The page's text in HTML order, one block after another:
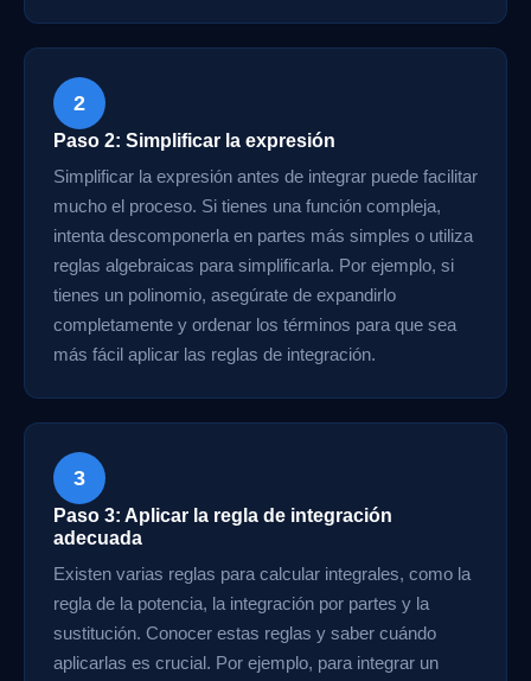
2
Paso 2: Simplificar la expresión
Simplificar la expresión antes de integrar puede facilitar
mucho el proceso. Si tienes una función compleja,
intenta descomponerla en partes más simples o utiliza
reglas algebraicas para simplificarla. Por ejemplo, si
tienes un polinomio, asegúrate de expandirlo
completamente y ordenar los términos para que sea
más fácil aplicar las reglas de integración.
3
Paso 3: Aplicar la regla de integración
adecuada
Existen varias reglas para calcular integrales, como la
regla de la potencia, la integración por partes y la
sustitución. Conocer estas reglas y saber cuándo
aplicarlas es crucial. Por ejemplo, para integrar un